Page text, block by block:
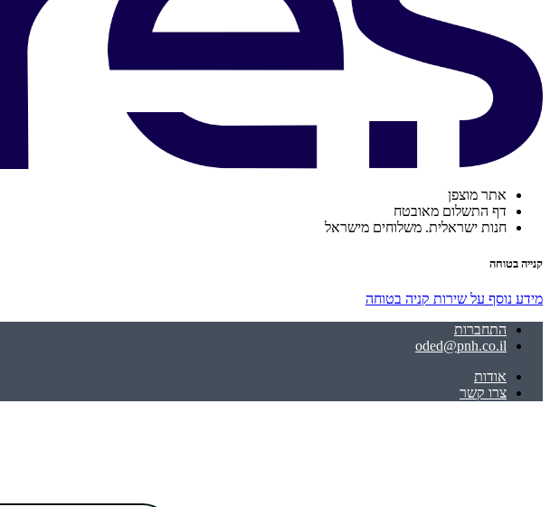
אתר מוצפן
דף התשלום מאובטח
חנות ישראלית. משלוחים מישראל
קנייה בטוחה
מידע נוסף על שירות קניה בטוחה
התחברות
oded@pnh.co.il
אודות
צרו קשר